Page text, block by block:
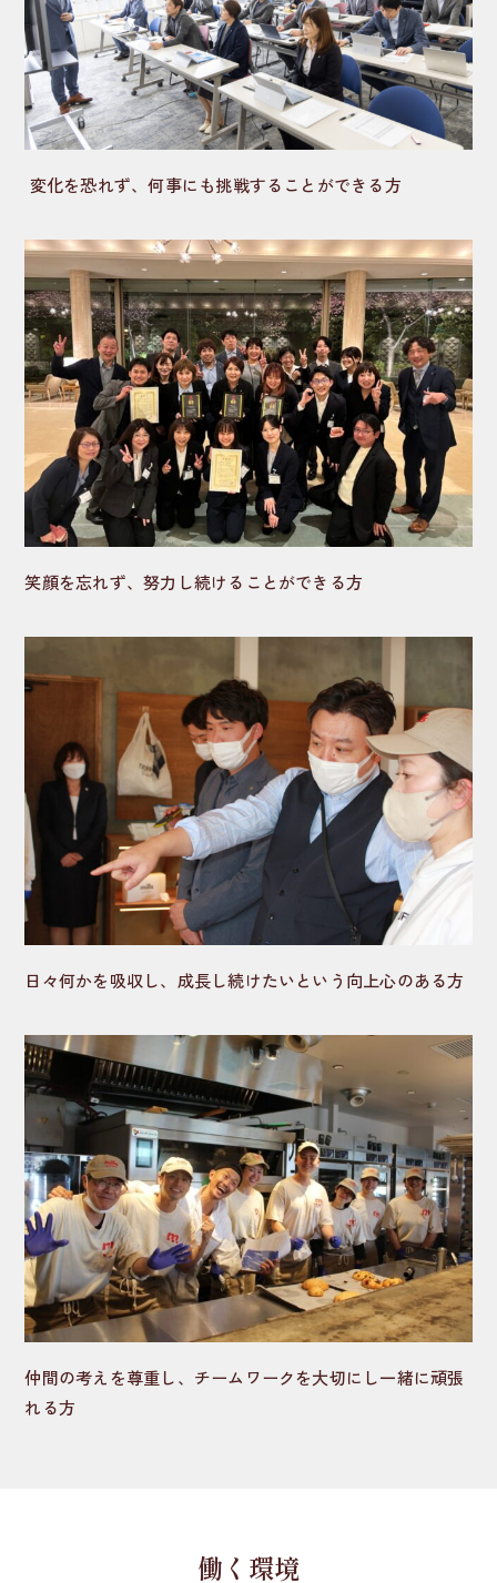
変化を恐れず、何事にも挑戦することができる方
笑顔を忘れず、努力し続けることができる方
日々何かを吸収し、成長し続けたいという向上心のある方
仲間の考えを尊重し、チームワークを大切にし一緒に頑張
れる方
働く環境